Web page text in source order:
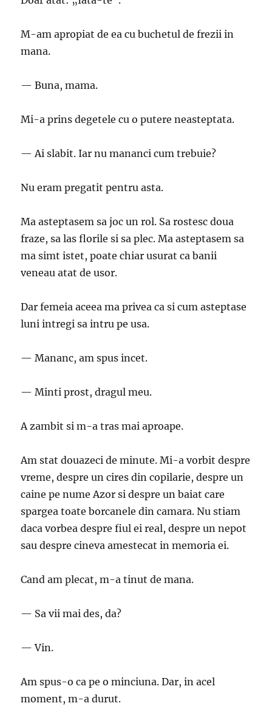
M-am apropiat de ea cu buchetul de frezii in
mana.
— Buna, mama.
Mi-a prins degetele cu o putere neasteptata.
— Ai slabit. Iar nu mananci cum trebuie?
Nu eram pregatit pentru asta.
Ma asteptasem sa joc un rol. Sa rostesc doua
fraze, sa las florile si sa plec. Ma asteptasem sa
ma simt istet, poate chiar usurat ca banii
veneau atat de usor.
Dar femeia aceea ma privea ca si cum asteptase
luni intregi sa intru pe usa.
— Mananc, am spus incet.
— Minti prost, dragul meu.
A zambit si m-a tras mai aproape.
Am stat douazeci de minute. Mi-a vorbit despre
vreme, despre un cires din copilarie, despre un
caine pe nume Azor si despre un baiat care
spargea toate borcanele din camara. Nu stiam
daca vorbea despre fiul ei real, despre un nepot
sau despre cineva amestecat in memoria ei.
Cand am plecat, m-a tinut de mana.
— Sa vii mai des, da?
— Vin.
Am spus-o ca pe o minciuna. Dar, in acel
moment, m-a durut.